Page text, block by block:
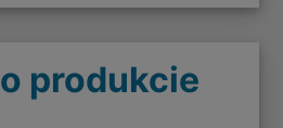
produkcie